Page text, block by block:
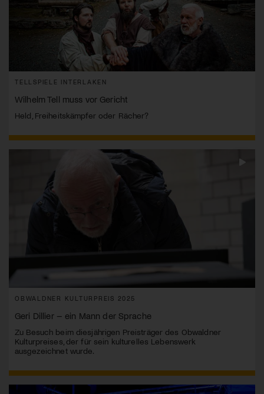
TELLSPIELE INTERLAKEN
Wilhelm Tell muss vor Gericht
Held, Freiheitskämpfer oder Rächer?
OBWALDNER KULTURPREIS 2025
Geri Dillier – ein Mann der Sprache
Zu Besuch beim diesjährigen Preisträger des Obwaldner
Kulturpreises, der für sein kulturelles Lebenswerk
ausgezeichnet wurde.